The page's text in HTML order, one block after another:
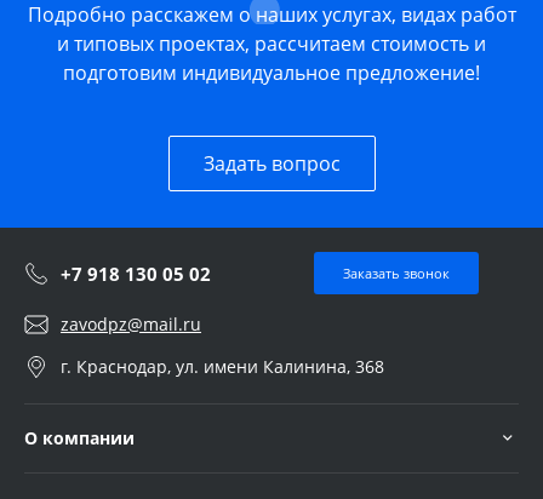
Подробно расскажем о наших услугах, видах работ
и типовых проектах, рассчитаем стоимость и
подготовим индивидуальное предложение!
Задать вопрос
+7 918 130 05 02 Заказать звонок
zavodpz@mail.ru
г. Краснодар, ул. имени Калинина, 368
О компании